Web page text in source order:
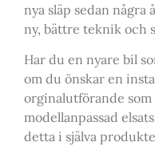
nya släp sedan några
ny, bättre teknik och
Har du en nyare bil
om du önskar en
orginalutförande som
modellanpassad
detta i själva